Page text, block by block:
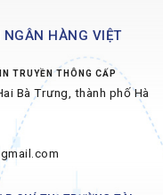
HÀNG VIỆT
TRUYỀN THÔNG CẤP
Bà Trưng, thành phố Hà